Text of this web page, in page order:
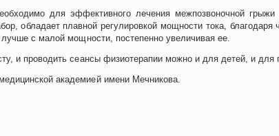
для эффективного лечения межпозвоночной грыжи
обладает плавной регулировкой мощности тока,
с малой мощности, постепенно увеличивая ее.
и проводить сеансы физиотерапии можно и для детей, и
академией имени Мечникова.